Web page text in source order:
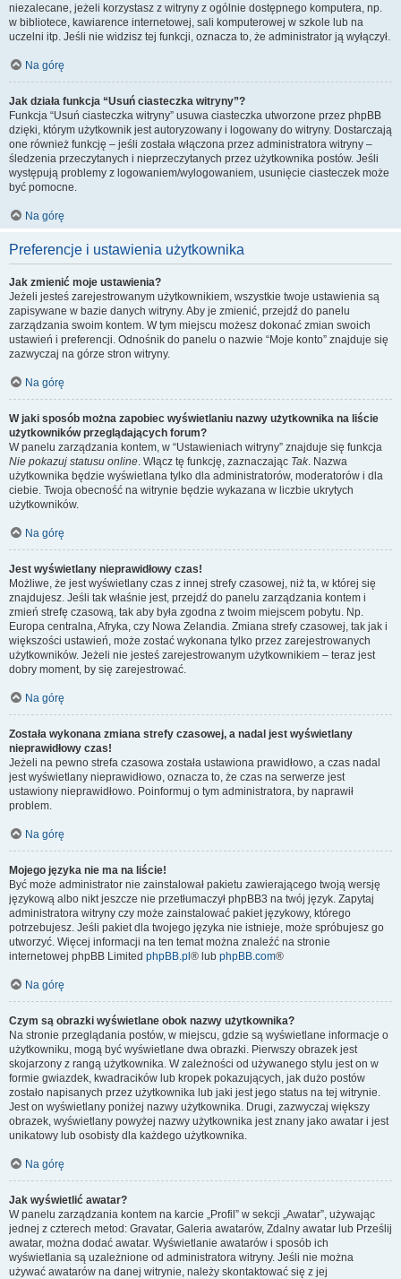
niezalecane, jeżeli korzystasz z witryny z ogólnie dostępnego komputera, np.
w bibliotece, kawiarence internetowej, sali komputerowej w szkole lub na
uczelni itp. Jeśli nie widzisz tej funkcji, oznacza to, że administrator ją wyłączył.
Na górę
Jak działa funkcja “Usuń ciasteczka witryny”?
Funkcja “Usuń ciasteczka witryny” usuwa ciasteczka utworzone przez phpBB
dzięki, którym użytkownik jest autoryzowany i logowany do witryny. Dostarczają
one również funkcję – jeśli została włączona przez administratora witryny –
śledzenia przeczytanych i nieprzeczytanych przez użytkownika postów. Jeśli
występują problemy z logowaniem/wylogowaniem, usunięcie ciasteczek może
być pomocne.
Na górę
Preferencje i ustawienia użytkownika
Jak zmienić moje ustawienia?
Jeżeli jesteś zarejestrowanym użytkownikiem, wszystkie twoje ustawienia są
zapisywane w bazie danych witryny. Aby je zmienić, przejdź do panelu
zarządzania swoim kontem. W tym miejscu możesz dokonać zmian swoich
ustawień i preferencji. Odnośnik do panelu o nazwie “Moje konto” znajduje się
zazwyczaj na górze stron witryny.
Na górę
W jaki sposób można zapobiec wyświetlaniu nazwy użytkownika na liście
użytkowników przeglądających forum?
W panelu zarządzania kontem, w “Ustawieniach witryny” znajduje się funkcja
Nie pokazuj statusu online. Włącz tę funkcję, zaznaczając Tak. Nazwa
użytkownika będzie wyświetlana tylko dla administratorów, moderatorów i dla
ciebie. Twoja obecność na witrynie będzie wykazana w liczbie ukrytych
użytkowników.
Na górę
Jest wyświetlany nieprawidłowy czas!
Możliwe, że jest wyświetlany czas z innej strefy czasowej, niż ta, w której się
znajdujesz. Jeśli tak właśnie jest, przejdź do panelu zarządzania kontem i
zmień strefę czasową, tak aby była zgodna z twoim miejscem pobytu. Np.
Europa centralna, Afryka, czy Nowa Zelandia. Zmiana strefy czasowej, tak jak i
większości ustawień, może zostać wykonana tylko przez zarejestrowanych
użytkowników. Jeżeli nie jesteś zarejestrowanym użytkownikiem – teraz jest
dobry moment, by się zarejestrować.
Na górę
Została wykonana zmiana strefy czasowej, a nadal jest wyświetlany
nieprawidłowy czas!
Jeżeli na pewno strefa czasowa została ustawiona prawidłowo, a czas nadal
jest wyświetlany nieprawidłowo, oznacza to, że czas na serwerze jest
ustawiony nieprawidłowo. Poinformuj o tym administratora, by naprawił
problem.
Na górę
Mojego języka nie ma na liście!
Być może administrator nie zainstalował pakietu zawierającego twoją wersję
językową albo nikt jeszcze nie przetłumaczył phpBB3 na twój język. Zapytaj
administratora witryny czy może zainstalować pakiet językowy, którego
potrzebujesz. Jeśli pakiet dla twojego języka nie istnieje, może spróbujesz go
utworzyć. Więcej informacji na ten temat można znaleźć na stronie
internetowej phpBB Limited phpBB.pl ® lub phpBB.com®
Na górę
Czym są obrazki wyświetlane obok nazwy użytkownika?
Na stronie przeglądania postów, w miejscu, gdzie są wyświetlane informacje o
użytkowniku, mogą być wyświetlane dwa obrazki. Pierwszy obrazek jest
skojarzony z rangą użytkownika. W zależności od używanego stylu jest on w
formie gwiazdek, kwadracików lub kropek pokazujących, jak dużo postów
zostało napisanych przez użytkownika lub jaki jest jego status na tej witrynie.
Jest on wyświetlany poniżej nazwy użytkownika. Drugi, zazwyczaj większy
obrazek, wyświetlany powyżej nazwy użytkownika jest znany jako awatar i jest
unikatowy lub osobisty dla każdego użytkownika.
Na górę
Jak wyświetlić awatar?
W panelu zarządzania kontem na karcie „Profil” w sekcji „Awatar”, używając
jednej z czterech metod: Gravatar, Galeria awatarów, Zdalny awatar lub Prześlij
awatar, można dodać awatar. Wyświetlanie awatarów i sposób ich
wyświetlania są uzależnione od administratora witryny. Jeśli nie można
używać awatarów na danej witrynie, należy skontaktować się z jej